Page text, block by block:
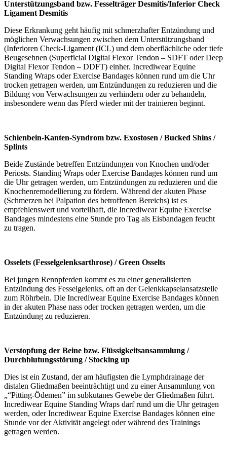
Unterstützungsband bzw. Fesselträger Desmitis/Inferior Check
Ligament Desmitis
Diese Erkrankung geht häufig mit schmerzhafter Entzündung und
möglichen Verwachsungen zwischen dem Unterstützungsband
(Inferioren Check-Ligament (ICL) und dem oberflächliche oder tiefe
Beugesehnen (Superficial Digital Flexor Tendon – SDFT oder Deep
Digital Flexor Tendon – DDFT) einher. Incrediwear Equine
Standing Wraps oder Exercise Bandages können rund um die Uhr
trocken getragen werden, um Entzündungen zu reduzieren und die
Bildung von Verwachsungen zu verhindern oder zu behandeln,
insbesondere wenn das Pferd wieder mit der trainieren beginnt.
Schienbein-Kanten-Syndrom bzw. Exostosen / Bucked Shins /
Splints
Beide Zustände betreffen Entzündungen von Knochen und/oder
Periosts. Standing Wraps oder Exercise Bandages können rund um
die Uhr getragen werden, um Entzündungen zu reduzieren und die
Knochenremodellierung zu fördern. Während der akuten Phase
(Schmerzen bei Palpation des betroffenen Bereichs) ist es
empfehlenswert und vorteilhaft, die Incrediwear Equine Exercise
Bandages mindestens eine Stunde pro Tag als Eisbandagen feucht
zu tragen.
Osselets (Fesselgelenksarthrose) /Green Osselts
Bei jungen Rennpferden kommt es zu einer generalisierten
Entzündung des Fesselgelenks, oft an der Gelenkkapselansatzstelle
zum Röhrbein. Die Incrediwear Equine Exercise Bandages können
in der akuten Phase nass oder trocken getragen werden, um die
Entzündung zu reduzieren.
Verstopfung der Beine bzw. Flüssigkeitsansammlung /
Durchblutungsstörung / Stocking up
Dies ist ein Zustand, der am häufigsten die Lymphdrainage der
distalen Gliedmaßen beeinträchtigt und zu einer Ansammlung von
„“Pitting-Ödemen” im subkutanes Gewebe der Gliedmaßen führt.
Incrediwear Equine Standing Wraps darf rund um die Uhr getragen
werden, oder Incrediwear Equine Exercise Bandages können eine
Stunde vor der Aktivität angelegt oder während des Trainings
getragen werden.